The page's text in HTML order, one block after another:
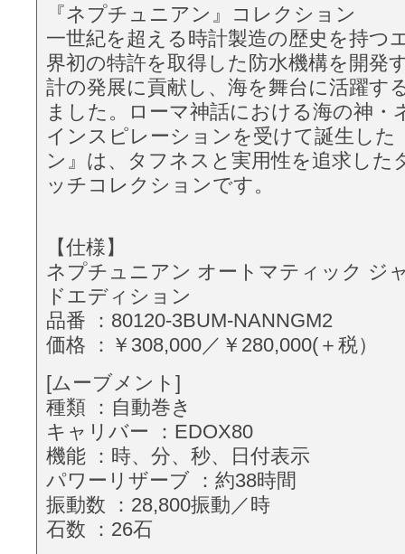
『ネプチュニアン』コレクション
一世紀を超える時計製造の歴史を持つ
界初の特許を取得した防水機構を開発
計の発展に貢献し、海を舞台に活躍す
ました。ローマ神話における海の神・
インスピレーションを受けて誕生した
ン』は、タフネスと実用性を追求した
ッチコレクションです。
【仕様】
ネプチュニアン オートマティック ジ
ドエディション
品番 ：80120-3BUM-NANNGM2
価格 ：￥308,000／￥280,000(＋税）
[ムーブメント]
種類 ：自動巻き
キャリバー ：EDOX80
機能 ：時、分、秒、日付表示
パワーリザーブ ：約38時間
振動数 ：28,800振動／時
石数 ：26石